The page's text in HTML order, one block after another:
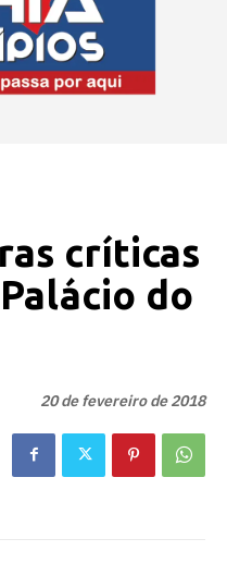
críticas
do
20 de fevereiro de 2018